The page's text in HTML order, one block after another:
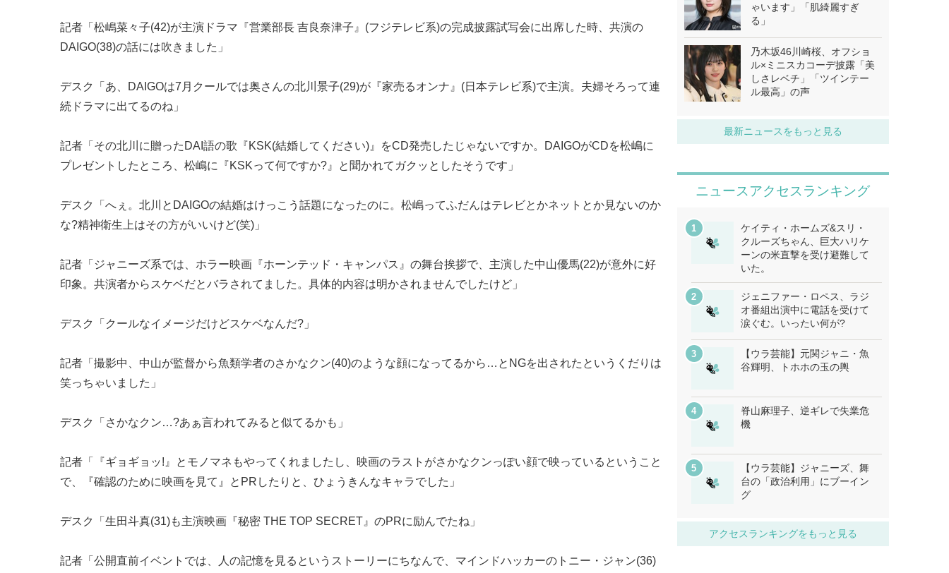
記者「松嶋菜々子(42)が主演ドラマ『営業部長 吉良奈津子』(フジテレビ系)の完成披露試写会に出席した時、共演の
DAIGO(38)の話には吹きました」
デスク「あ、DAIGOは7月クールでは奥さんの北川景子(29)が『家売るオンナ』(日本テレビ系)で主演。夫婦そろって連
続ドラマに出てるのね」
記者「その北川に贈ったDAI語の歌『KSK(結婚してください)』をCD発売したじゃないですか。DAIGOがCDを松嶋に
プレゼントしたところ、松嶋に『KSKって何ですか?』と聞かれてガクッとしたそうです」
デスク「へぇ。北川とDAIGOの結婚はけっこう話題になったのに。松嶋ってふだんはテレビとかネットとか見ないのか
な?精神衛生上はその方がいいけど(笑)」
記者「ジャニーズ系では、ホラー映画『ホーンテッド・キャンパス』の舞台挨拶で、主演した中山優馬(22)が意外に好
印象。共演者からスケベだとバラされてました。具体的内容は明かされませんでしたけど」
デスク「クールなイメージだけどスケベなんだ?」
記者「撮影中、中山が監督から魚類学者のさかなクン(40)のような顔になってるから…とNGを出されたというくだりは
笑っちゃいました」
デスク「さかなクン…?あぁ言われてみると似てるかも」
記者「『ギョギョッ!』とモノマネもやってくれましたし、映画のラストがさかなクンっぽい顔で映っているということ
で、『確認のために映画を見て』とPRしたりと、ひょうきんなキャラでした」
デスク「生田斗真(31)も主演映画『秘密 THE TOP SECRET』のPRに励んでたね」
記者「公開直前イベントでは、人の記憶を見るというストーリーにちなんで、マインドハッカーのトニー・ジャン(36)
ゃいます」「肌綺麗すぎ
る」
乃木坂46川崎桜、オフショ
ル×ミニスカコーデ披露「美
しさレベチ」「ツインテー
ル最高」の声
最新ニュースをもっと見る
ニュースアクセスランキング
ケイティ・ホームズ&スリ・
クルーズちゃん、巨大ハリケ
ーンの米直撃を受け避難して
いた。
ジェニファー・ロペス、ラジ
オ番組出演中に電話を受けて
涙ぐむ。いったい何が?
【ウラ芸能】元関ジャニ・魚
谷輝明、トホホの玉の輿
脊山麻理子、逆ギレで失業危
機
【ウラ芸能】ジャニーズ、舞
台の「政治利用」にブーイン
グ
アクセスランキングをもっと見る